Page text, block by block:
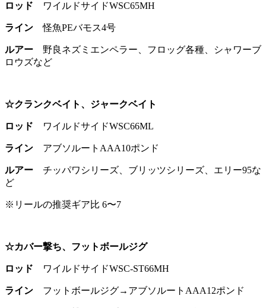
ロッド ワイルドサイドWSC65MH
ライン怪魚PEバモス4号
ルアー 野良ネズミエンペラー、フロッグ各種、シャワーブ
ロウズなど
☆クランクベイト、ジャークベイト
ロッド ワイルドサイドWSC66ML
ライン アブソルートAAA10ポンド
ルアー チッパワシリーズ、ブリッツシリーズ、エリー95な
ど
※リールの推奨ギア比 6〜7
☆カバー撃ち、フットボールジグ
ロッド ワイルドサイドWSC-ST66MH
ライン フットボールジグ→アブソルートAAA12ポンド